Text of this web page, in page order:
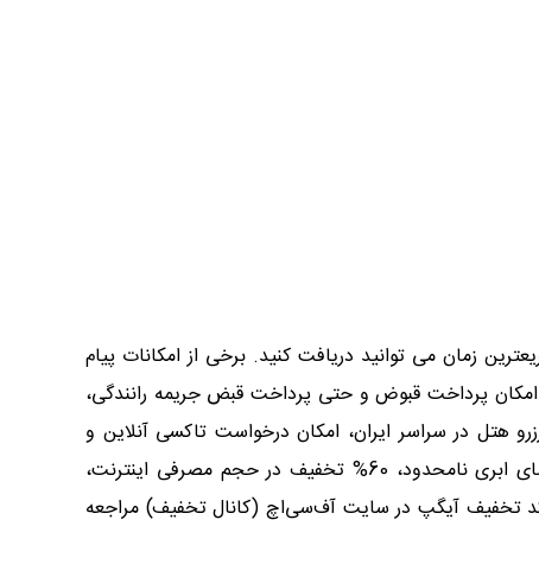
زمان می توانید دریافت کنید. برخی از امکانات پیام
پرداخت قبوض و حتی پرداخت قبض جریمه رانندگی،
هتل در سراسر ایران، امکان درخواست تاکسی آنلاین و
استفاده از تخفیف بسته های سفر 1، 3 و 7 روزه، امکان ارسال بسته و بار به وسیله موتور، ماشین یا وانت، برخورداری از فضای ابری نامحدود، 60% تخفیف در حجم مصرفی اینترنت،
کد تخفیف آیگپ در سایت آف‌سی‌اچ (کانال تخفیف) مراجعه